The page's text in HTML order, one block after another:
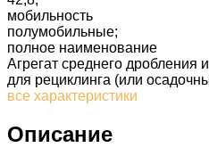
мобильность
полумобильные;
полное наименование
Агрегат среднего дробления
для рециклинга (или
все характеристики
Описание